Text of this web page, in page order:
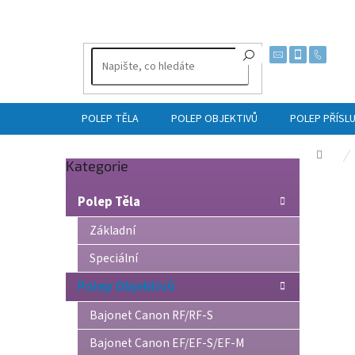
POLEP TĚLA POLEP OBJEKTIVŮ POLEP
Domů
P
n
Přeskočit
Kategorie
Polep Těla
Základní
Speciální
Polep Objektivů
Bajonet Canon RF/RF-S
Bajonet Canon EF/EF-S/EF-M